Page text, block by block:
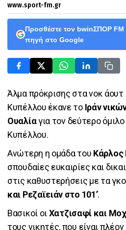
www.sport-fm.gr
Προσθέστε τον bwinΣΠΟΡ
πηγή στο Google
Άλμα πρόκρισης στα νοκ
Κυπέλλου έκανε το Ιράν
Ουαλίαγια τον δεύτερο
Κυπέλλου.
Ανώτερη η ομάδα του Κάρλος
σπουδαίες ευκαιρίες και
στις καθυστερήσεις με τα
και Ρεζαϊειάν στο 101’.
Βασικοί οιΧατζισαφί και
τους νικητές, που είναι